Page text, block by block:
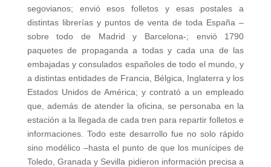
segovianos; envió esos folletos y esas postales a
distintas librerías y puntos de venta de toda España –
sobre todo de Madrid y Barcelona-; envió 1790
paquetes de propaganda a todas y cada una de las
embajadas y consulados españoles de todo el mundo, y
a distintas entidades de Francia, Bélgica, Inglaterra y los
Estados Unidos de América; y contrató a un empleado
que, además de atender la oficina, se personaba en la
estación a la llegada de cada tren para repartir folletos e
informaciones. Todo este desarrollo fue no solo rápido
sino modélico –hasta el punto de que los munícipes de
Toledo, Granada y Sevilla pidieron información precisa a